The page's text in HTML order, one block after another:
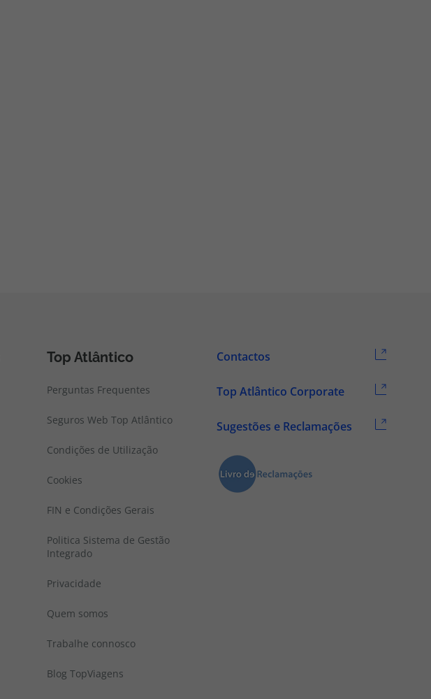
Top Atlântico
Perguntas Frequentes
Seguros Web Top Atlântico
Condições de Utilização
Cookies
FIN e Condições Gerais
Politica Sistema de Gestão
Integrado
Privacidade
Quem somos
Trabalhe connosco
Blog TopViagens
Contactos
Top Atlântico Corporate
Sugestões e Reclamações